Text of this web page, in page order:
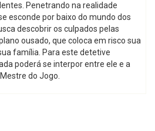
Penetrando na realidade
esconde por baixo do mundo dos
descobrir os culpados pelas
ousado, que coloca em risco sua
família. Para este detetive
poderá se interpor entre ele e a
do Jogo.